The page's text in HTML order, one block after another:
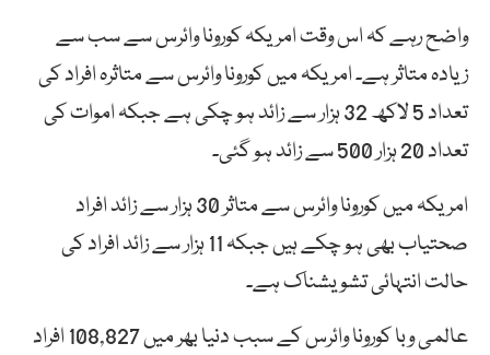
واضح رہے کہ اس وقت امریکہ کورونا وائرس سے سب سے
زیادہ متاثر ہے۔ امریکہ میں کورونا وائرس سے متاثرہ افراد کی
تعداد 5 لاکھ 32 ہزار سے زائد ہو چکی ہے جبکہ اموات کی
تعداد 20 ہزار 500 سے زائد ہو گئی۔
امریکہ میں کورونا وائرس سے متاثر 30 ہزار سے زائد افراد
صحتیاب بھی ہو چکے ہیں جبکہ 11 ہزار سے زائد افراد کی
حالت انتہائی تشویشناک ہے۔
عالمی وبا کورونا وائرس کے سبب دنیا بھر میں 108,827 افراد